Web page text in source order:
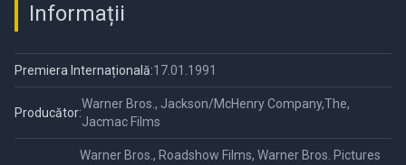
Informații
Premiera Internațională:17.01.1991
Producător:
Warner Bros., Jackson/McHenry Company,The,
Jacmac Films
Warner Bros., Roadshow Films, Warner Bros. Pictures